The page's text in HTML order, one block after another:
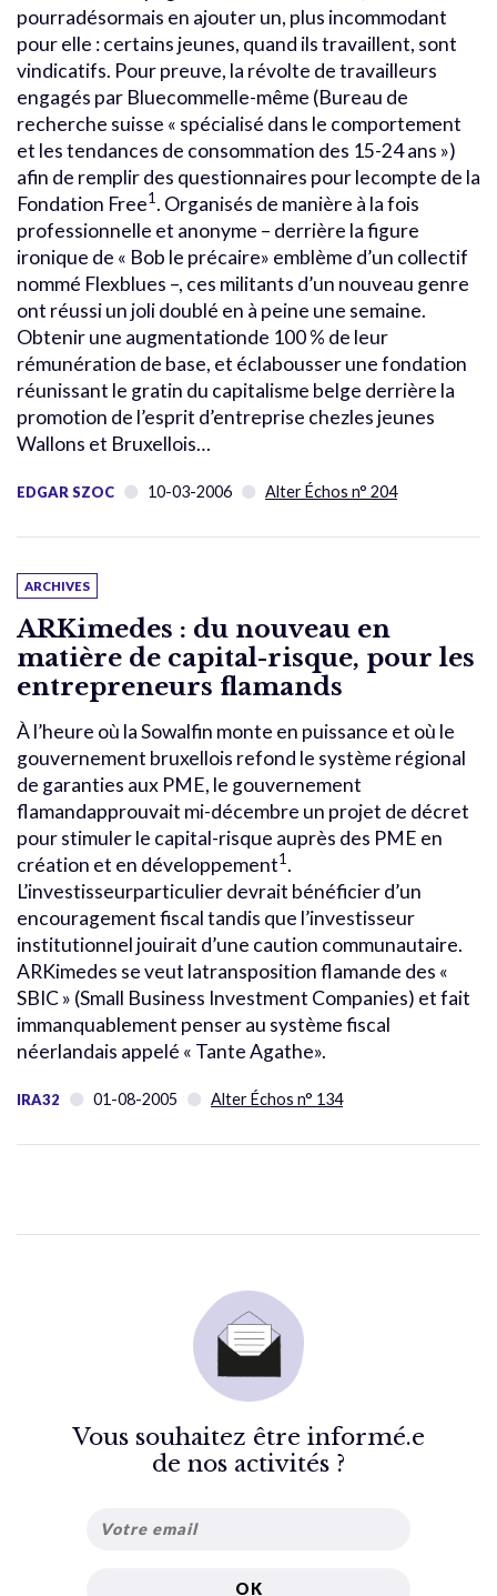
pourradésormais en ajouter un, plus incommodant
pour elle : certains jeunes, quand ils travaillent, sont
vindicatifs. Pour preuve, la révolte de travailleurs
engagés par Bluecommelle-même (Bureau de
recherche suisse « spécialisé dans le comportement
et les tendances de consommation des 15-24 ans »)
afin de remplir des questionnaires pour lecompte de la
Fondation Free1. Organisés de manière à la fois
professionnelle et anonyme – derrière la figure
ironique de « Bob le précaire» emblème d’un collectif
nommé Flexblues –, ces militants d’un nouveau genre
ont réussi un joli doublé en à peine une semaine.
Obtenir une augmentationde 100 % de leur
rémunération de base, et éclabousser une fondation
réunissant le gratin du capitalisme belge derrière la
promotion de l’esprit d’entreprise chezles jeunes
Wallons et Bruxellois…
EDGAR SZOC 10-03-2006 Alter Échos n° 204
ARCHIVES
ARKimedes : du nouveau en
matière de capital-risque, pour les
entrepreneurs flamands
À l’heure où la Sowalfin monte en puissance et où le
gouvernement bruxellois refond le système régional
de garanties aux PME, le gouvernement
flamandapprouvait mi-décembre un projet de décret
pour stimuler le capital-risque auprès des PME en
création et en développement1.
L’investisseurparticulier devrait bénéficier d’un
encouragement fiscal tandis que l’investisseur
institutionnel jouirait d’une caution communautaire.
ARKimedes se veut latransposition flamande des «
SBIC » (Small Business Investment Companies) et fait
immanquablement penser au système fiscal
néerlandais appelé « Tante Agathe».
IRA32 01-08-2005 Alter Échos n° 134
Vous souhaitez être informé.e
de nos activités ?